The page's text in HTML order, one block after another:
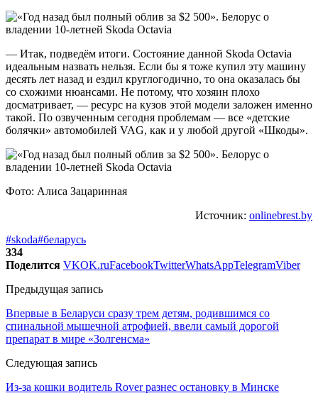
— Итак, подведём итоги. Состояние данной Skoda Octavia
идеальным назвать нельзя. Если бы я тоже купил эту машину
десять лет назад и ездил круглогодично, то она оказалась бы
со схожими нюансами. Не потому, что хозяин плохо
досматривает, — ресурс на кузов этой модели заложен именно
такой. По озвученным сегодня проблемам — все «детские
болячки» автомобилей VAG, как и у любой другой «Шкоды».
Фото: Алиса Зацаринная
Источник: onlinebrest.by
#skoda#беларусь
334
Поделится VKOK.ruFacebookTwitterWhatsAppTelegramViber
Предыдущая запись
Впервые в Беларуси сразу трем детям, родившимся со
спинальной мышечной атрофией, ввели самый дорогой
препарат в мире «Золгенсма»
Следующая запись
Из-за кошки водитель Rover разнес остановку в Минске